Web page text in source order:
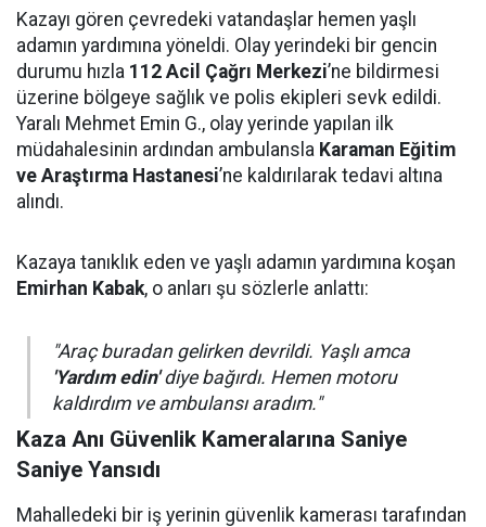
Kazayı gören çevredeki vatandaşlar hemen yaşlı
adamın yardımına yöneldi. Olay yerindeki bir gencin
durumu hızla 112 Acil Çağrı Merkezi’ne bildirmesi
üzerine bölgeye sağlık ve polis ekipleri sevk edildi.
Yaralı Mehmet Emin G., olay yerinde yapılan ilk
müdahalesinin ardından ambulansla Karaman Eğitim
ve Araştırma Hastanesi’ne kaldırılarak tedavi altına
alındı.
Kazaya tanıklık eden ve yaşlı adamın yardımına koşan
Emirhan Kabak, o anları şu sözlerle anlattı:
"Araç buradan gelirken devrildi. Yaşlı amca
'Yardım edin'diye bağırdı. Hemen motoru
kaldırdım ve ambulansı aradım."
Kaza Anı Güvenlik Kameralarına Saniye
Saniye Yansıdı
Mahalledeki bir iş yerinin güvenlik kamerası tarafından